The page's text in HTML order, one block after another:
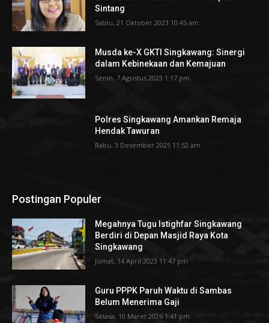
Sintang
Sabtu, 21 Oktober 2023 10:45 am
Musda ke-X GKTI Singkawang: Sinergi
dalam Kebinekaan dan Kemajuan
Senin, 7 Agustus 2023 1:17 pm
Polres Singkawang Amankan Remaja
Hendak Tawuran
Rabu, 3 Desember 2025 11:52 am
Postingan Populer
Megahnya Tugu Istighfar Singkawang
Berdiri di Depan Masjid Raya Kota
Singkawang
Jumat, 14 April 2023 11:47 pm
Guru PPPK Paruh Waktu di Sambas
Belum Menerima Gaji
Selasa, 10 Maret 2026 1:41 pm